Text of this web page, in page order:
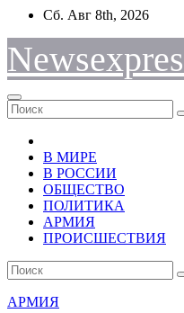
Перейти
содержимому
Сб. Авг 8th, 2026
В МИРЕ
В РОССИИ
ОБЩЕСТВО
ПОЛИТИКА
АРМИЯ
ПРОИСШЕСТВИЯ
АРМИЯ